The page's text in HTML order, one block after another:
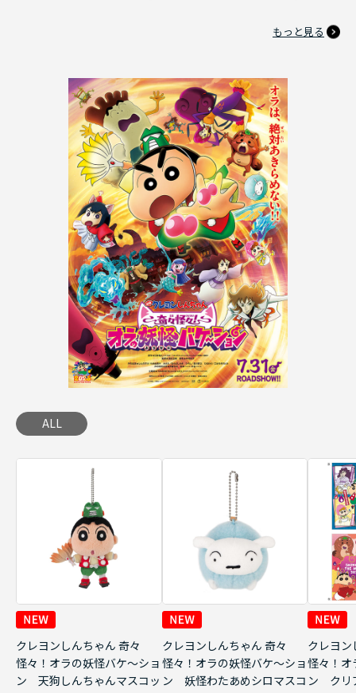
もっと見る
ALL
クレヨンしんちゃん 奇々
怪々！オラの妖怪バケ～ショ
ン 天狗しんちゃんマスコッ
クレヨンしんちゃん 奇々
怪々！オラの妖怪バケ～ショ
ン 妖怪わたあめシロマスコ
クレヨン
怪々！オ
ン クリ